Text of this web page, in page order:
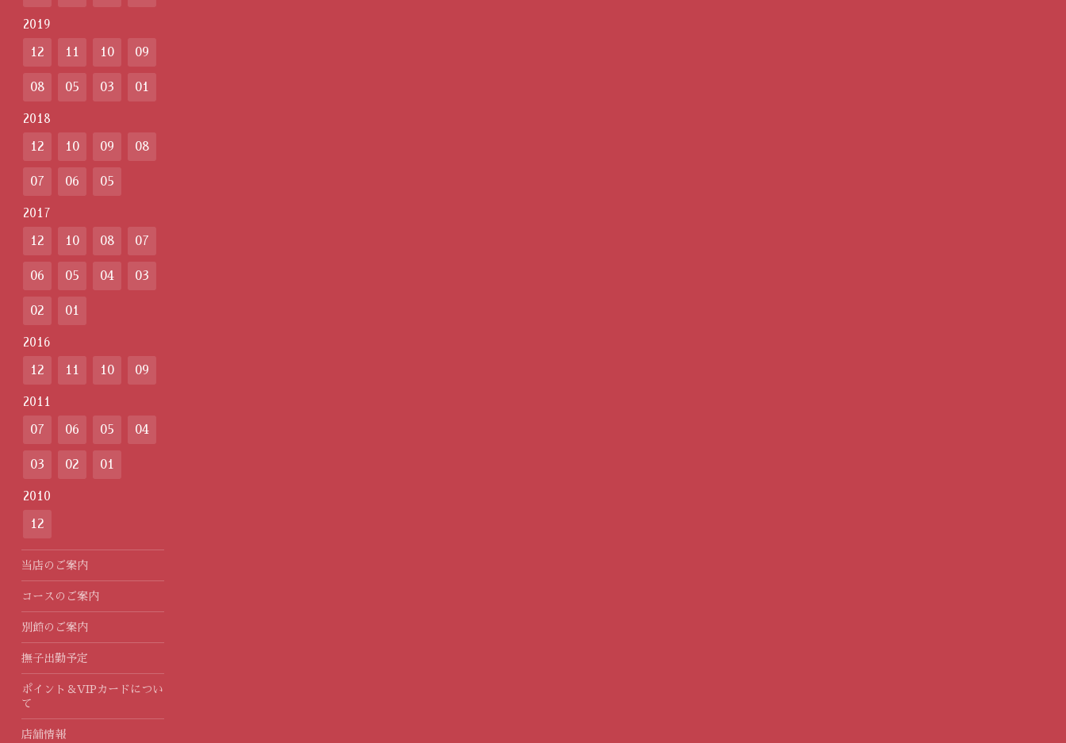
2019
12 11 10 09
08 05 03 01
2018
12 10 09 08
07 06 05
2017
12 10 08 07
06 05 04 03
02 01
2016
12 11 10 09
2011
07 06 05 04
03 02 01
2010
12
当店のご案内
コースのご案内
別館のご案内
撫子出勤予定
ポイント＆VIPカードについ
て
店舗情報